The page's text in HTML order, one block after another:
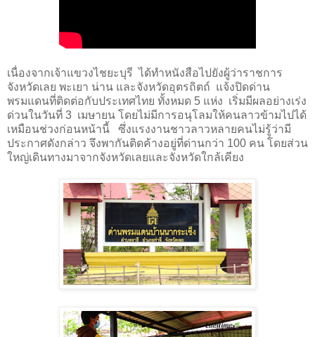
เนื่องจากเจ้าแขวงไชยะบุรี ได้ทำหนังสือไปยังผู้ว่าราชการ
จังหวัดเลย พะเยา น่าน และจังหวัดอุตรถิตถ์ แจ้งปิดด่าน
พรมแดนที่ติดต่อกับประเทศไทย ทั้งหมด 5 แห่ง เริ่มมีผลอย่างเร่ง
ด่วนในวันที่ 3 เมษายน โดยไม่มีการอนุโลมให้คนลาวข้ามไปได้
เหมือนช่วงก่อนหน้านี้ ซึ่งแรงงานชาวลาวหลายคนไม่รู้ว่ามี
ประกาศดังกล่าว จึงพากันติดค้างอยู่ที่ด่านกว่า 100 คน โดยส่วน
ใหญ่เดินทางมาจากจังหวัดเลยและจังหวัดใกล้เคียง